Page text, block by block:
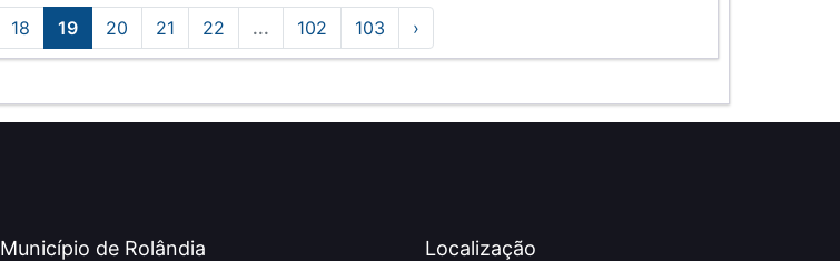
18 19 20 21 22 ... 102 103 ›
Município de Rolândia Localização